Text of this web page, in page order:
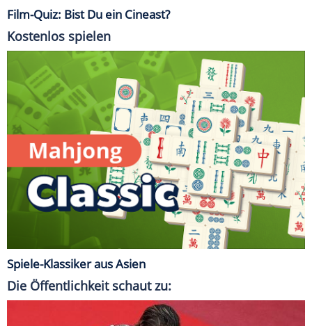
Film-Quiz: Bist Du ein Cineast?
Kostenlos spielen
Spiele-Klassiker aus Asien
Die Öffentlichkeit schaut zu: